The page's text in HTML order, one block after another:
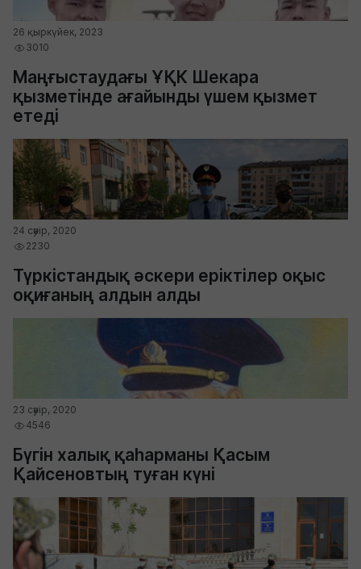
26 қыркүйек, 2023
3010
Маңғыстаудағы ҰҚК Шекара
қызметінде ағайынды үшем қызмет
етеді
24 сәуір, 2020
2230
Түркістандық әскери еріктілер оқыс
оқиғаның алдын алды
23 сәуір, 2020
4546
Бүгін халық қаһарманы Қасым
Қайсеновтың туған күні